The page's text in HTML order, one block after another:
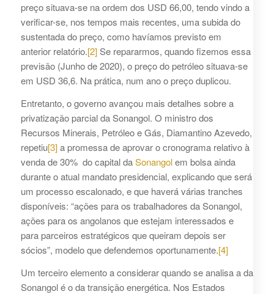
preço situava-se na ordem dos USD 66,00, tendo vindo a
verificar-se, nos tempos mais recentes, uma subida do
sustentada do preço, como havíamos previsto em
anterior relatório.[2]Se repararmos, quando fizemos essa
previsão (Junho de 2020), o preço do petróleo situava-se
em USD 36,6. Na prática, num ano o preço duplicou.
Entretanto, o governo avançou mais detalhes sobre a
privatização parcial da Sonangol. O ministro dos
Recursos Minerais, Petróleo e Gás, Diamantino Azevedo,
repetiu[3]a promessa de aprovar o cronograma relativo à
venda de 30% do capital daSonangolem bolsa ainda
durante o atual mandato presidencial, explicando que será
um processo escalonado, e que haverá várias tranches
disponíveis: “ações para os trabalhadores da Sonangol,
ações para os angolanos que estejam interessados e
para parceiros estratégicos que queiram depois ser
sócios”, modelo que defendemos oportunamente.[4]
Um terceiro elemento a considerar quando se analisa a da
Sonangol é o da transição energética. Nos Estados